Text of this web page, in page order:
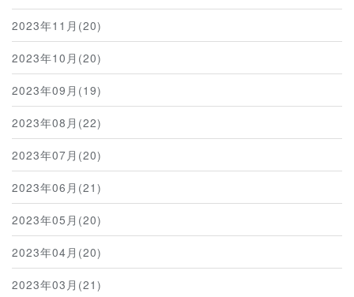
2023年11月(20)
2023年10月(20)
2023年09月(19)
2023年08月(22)
2023年07月(20)
2023年06月(21)
2023年05月(20)
2023年04月(20)
2023年03月(21)